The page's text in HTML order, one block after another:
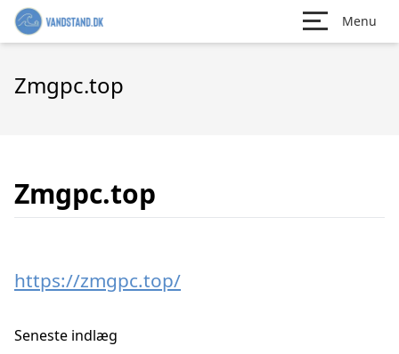
Menu
Zmgpc.top
Zmgpc.top
https://zmgpc.top/
Seneste indlæg